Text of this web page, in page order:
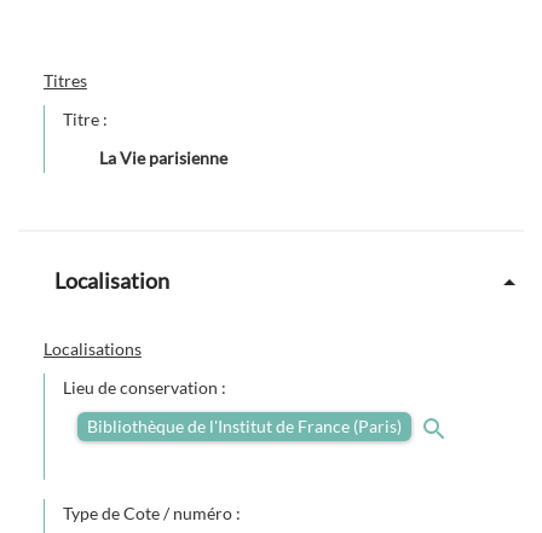
Titres
Titre :
La Vie parisienne
Localisation
Localisations
Lieu de conservation :
Bibliothèque de l'Institut de France (Paris)
Type de Cote / numéro :